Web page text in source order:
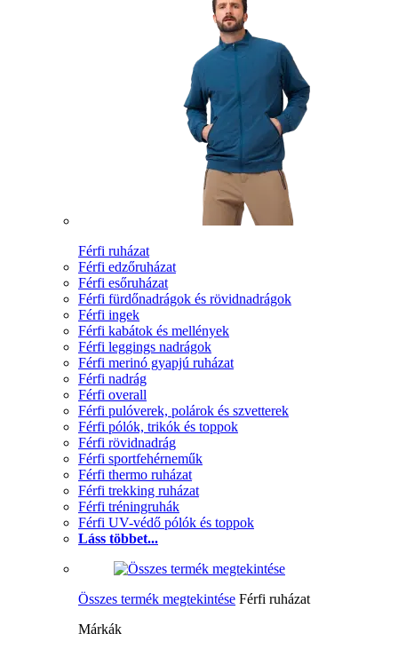
Férfi ruházat
Férfi edzőruházat
Férfi esőruházat
Férfi fürdőnadrágok és rövidnadrágok
Férfi ingek
Férfi kabátok és mellények
Férfi leggings nadrágok
Férfi merinó gyapjú ruházat
Férfi nadrág
Férfi overall
Férfi pulóverek, polárok és szvetterek
Férfi pólók, trikók és toppok
Férfi rövidnadrág
Férfi sportfehérneműk
Férfi thermo ruházat
Férfi trekking ruházat
Férfi tréningruhák
Férfi UV-védő pólók és toppok
Láss többet...
Összes termék megtekintése Férfi ruházat
Márkák